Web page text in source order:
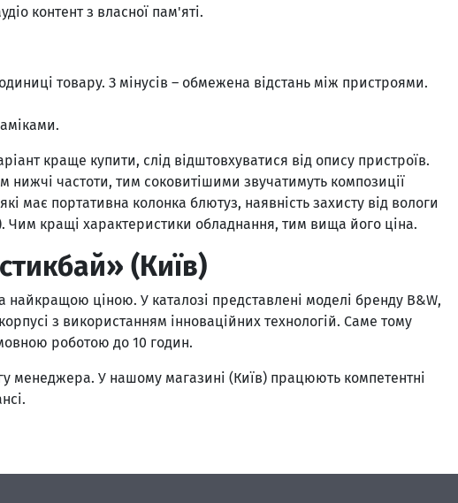
контент з власної пам'яті.
товару. З мінусів – обмежена відстань між пристроями.
краще купити, слід відштовхуватися від опису пристроїв.
частоти, тим соковитішими звучатимуть композиції
має портативна колонка блютуз, наявність захисту від вологи
Чим кращі характеристики обладнання, тим вища його ціна.
(Київ)
ціною. У каталозі представлені моделі бренду B&W,
з використанням інноваційних технологій. Саме тому
роботою до 10 годин.
менеджера. У нашому магазині (Київ) працюють компетентні